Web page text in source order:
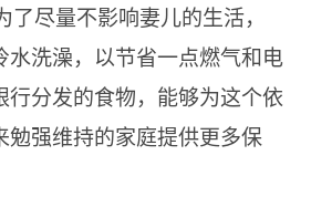
尽量不影响妻儿的生活，
水洗澡，以节省一点燃气和电
行分发的食物，能够为这个依
勉强维持的家庭提供更多保